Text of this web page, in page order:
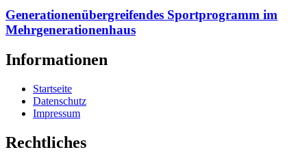
Generationenübergreifendes Sportprogramm im
Mehrgenerationenhaus
Informationen
Startseite
Datenschutz
Impressum
Rechtliches